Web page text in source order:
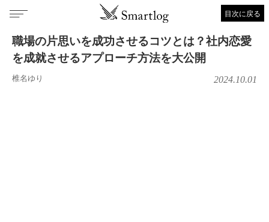
目次に戻る
職場の片思いを成功させるコツとは？社内恋愛
を成就させるアプローチ方法を大公開
椎名ゆり 2024.10.01